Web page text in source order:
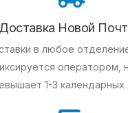
Доставка Новой
в любое
оператором,
1-3 календарных